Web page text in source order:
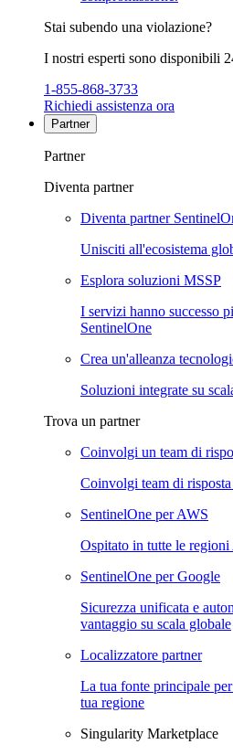
Stai subendo una violazione?
I nostri esperti sono disponibili
1-855-868-3733
Richiedi assistenza ora
Partner
Partner
Diventa partner
Diventa partner
Unisciti all'ecosistema
Esplora soluzioni MSSP
I servizi hanno successo
SentinelOne
Crea un'alleanza
Soluzioni integrate su
Trova un partner
Coinvolgi un team di
Coinvolgi team di
SentinelOne per AWS
Ospitato in tutte le
SentinelOne per Google
Sicurezza unificata e
vantaggio su scala globale
Localizzatore partner
La tua fonte principale
tua regione
Singularity Marketplace